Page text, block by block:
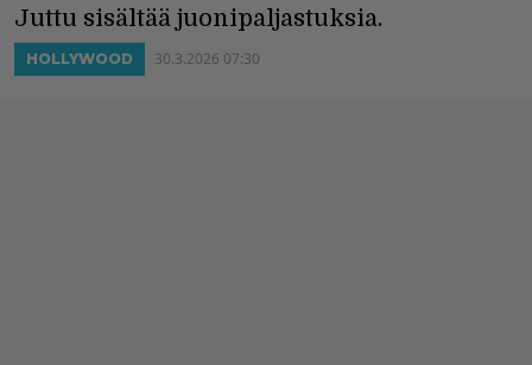
Juttu sisältää juonipaljastuksia.
HOLLYWOOD 30.3.2026 07:30